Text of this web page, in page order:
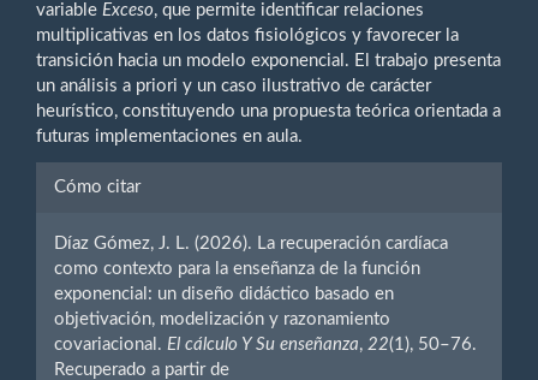
variable Exceso, que permite identificar relaciones
multiplicativas en los datos fisiológicos y favorecer la
transición hacia un modelo exponencial. El trabajo presenta
un análisis a priori y un caso ilustrativo de carácter
heurístico, constituyendo una propuesta teórica orientada a
futuras implementaciones en aula.
Detalles
artículo
Cómo citar
Díaz Gómez, J. L. (2026). La recuperación cardíaca
como contexto para la enseñanza de la función
exponencial: un diseño didáctico basado en
objetivación, modelización y razonamiento
covariacional. El cálculo Y Su enseñanza, 22(1), 50–76.
Recuperado a partir de